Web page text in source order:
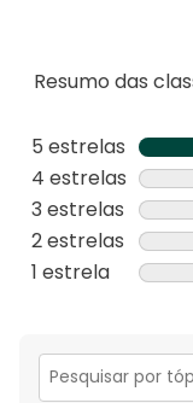
Resumo das
5 estrelas
4 estrelas
3 estrelas
2 estrelas
1 estrela estrelas
Secção